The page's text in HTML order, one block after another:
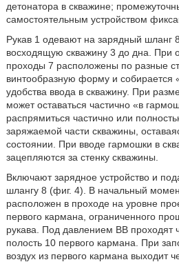
детонатора в скважине;
самостоятельным устройством
Рукав 1 одевают на зарядный шланг
восходящую скважину 3 до дна. При
проходы 7 расположены по разные
винтообразную форму и собирается
удобства ввода в скважину. При
может оставаться частично «в
распрямиться частично или
заряжаемой части скважины,
состоянии. При вводе гармошки в
зацепляются за стенку скважины.
Включают зарядное устройство и
шлангу 8 (фиг. 4). В начальный
расположен в проходе на уровне
первого кармана, ограниченного
рукава. Под давлением ВВ проходят
полость 10 первого кармана. При
воздух из первого кармана выходит